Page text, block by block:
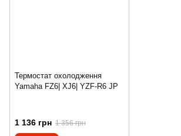
Термостат охолодження
Yamaha FZ6| XJ6| YZF-R6 JP
1 136 грн 1 356 грн